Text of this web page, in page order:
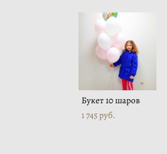
Букет 10 шаров
1 745 pуб.